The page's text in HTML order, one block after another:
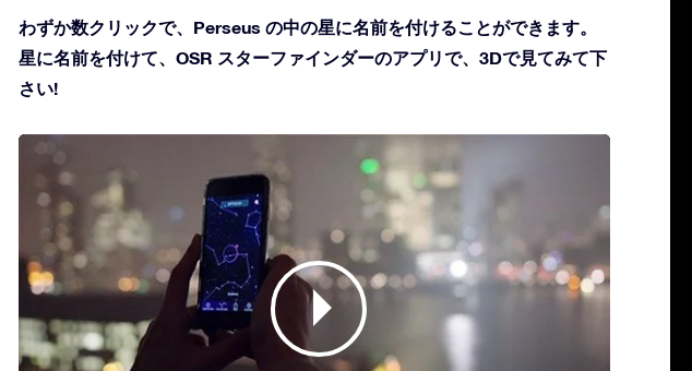
わずか数クリックで、Perseus の中の星に名前を付けることができます。
星に名前を付けて、OSR スターファインダーのアプリで、3Dで見てみて下
さい!